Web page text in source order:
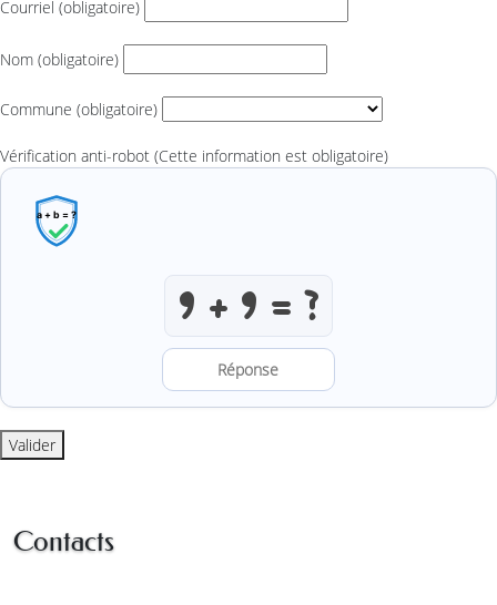
Courriel (obligatoire)
Nom (obligatoire)
Commune (obligatoire)
Vérification anti-robot (Cette information est obligatoire)
Résoudre l’addition anti-robot
Valider
Contacts